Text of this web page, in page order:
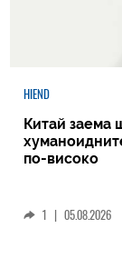
HIEND
Китай заема
по-високо
1 05.08.2026